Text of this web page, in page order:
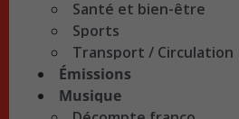
Santé et bien-être
Sports
Transport / Circulation
Émissions
Musique